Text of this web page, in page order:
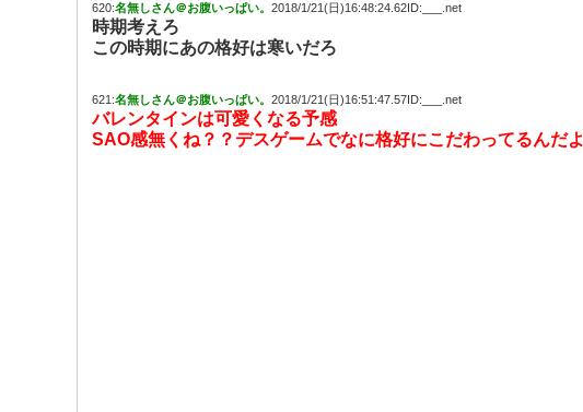
620:名無しさん＠お腹いっぱい。 2018/1/21(日)16:48:24.62ID:___.net
時期考えろ
この時期にあの格好は寒いだろ
621:名無しさん＠お腹いっぱい。 2018/1/21(日)16:51:47.57ID:___.net
バレンタインは可愛くなる予感
SAO感無くね？？デスゲームでなに格好にこだわってるんだよ